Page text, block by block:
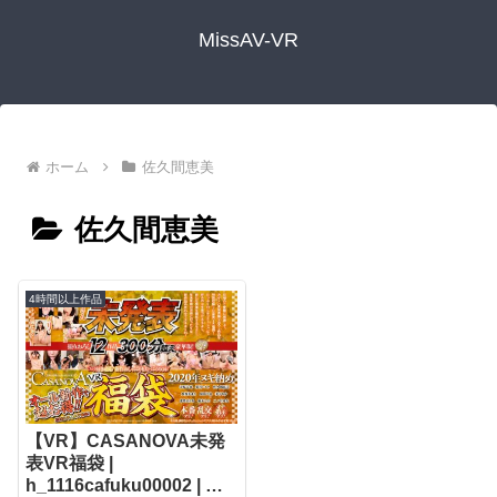
MissAV-VR
ホーム 佐久間恵美
佐久間恵美
4時間以上作品
【VR】CASANOVA未発
表VR福袋 |
h_1116cafuku00002 | カ